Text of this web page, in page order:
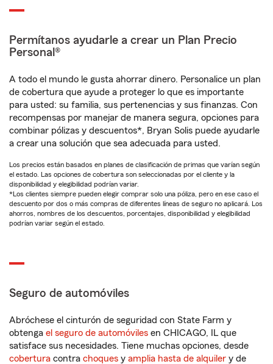
Permítanos ayudarle a crear un Plan Precio
Personal®
A todo el mundo le gusta ahorrar dinero. Personalice un plan
de cobertura que ayude a proteger lo que es importante
para usted: su familia, sus pertenencias y sus finanzas. Con
recompensas por manejar de manera segura, opciones para
combinar pólizas y descuentos*, Bryan Solis puede ayudarle
a crear una solución que sea adecuada para usted.
Los precios están basados en planes de clasificación de primas que varían según
el estado. Las opciones de cobertura son seleccionadas por el cliente y la
disponibilidad y elegibilidad podrían variar.
*Los clientes siempre pueden elegir comprar solo una póliza, pero en ese caso el
descuento por dos o más compras de diferentes líneas de seguro no aplicará. Los
ahorros, nombres de los descuentos, porcentajes, disponibilidad y elegibilidad
podrían variar según el estado.
Seguro de automóviles
Abróchese el cinturón de seguridad con State Farm y
obtenga el seguro de automóviles en CHICAGO, IL que
satisface sus necesidades. Tiene muchas opciones, desde
cobertura contra choques y amplia hasta de alquiler y de